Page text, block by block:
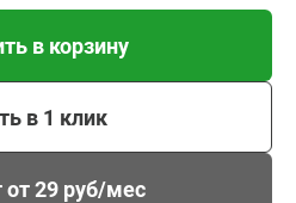
в корзину
в 1 клик
от 29 руб/мес